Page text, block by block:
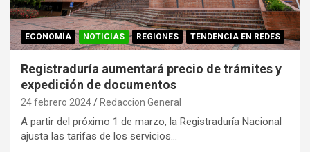
ECONOMÍA NOTICIAS REGIONES TENDENCIA EN REDES
Registraduría aumentará precio de trámites y
expedición de documentos
24 febrero 2024 Redaccion General
A partir del próximo 1 de marzo, la Registraduría Nacional
ajusta las tarifas de los servicios…